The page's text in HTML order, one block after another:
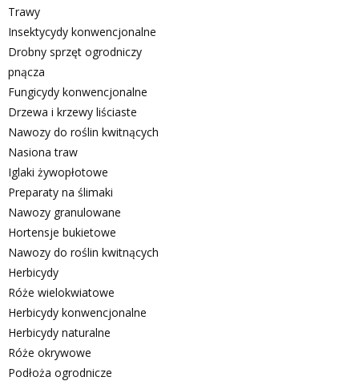
Trawy
Insektycydy konwencjonalne
Drobny sprzęt ogrodniczy
pnącza
Fungicydy konwencjonalne
Drzewa i krzewy liściaste
Nawozy do roślin kwitnących
Nasiona traw
Iglaki żywopłotowe
Preparaty na ślimaki
Nawozy granulowane
Hortensje bukietowe
Nawozy do roślin kwitnących
Herbicydy
Róże wielokwiatowe
Herbicydy konwencjonalne
Herbicydy naturalne
Róże okrywowe
Podłoża ogrodnicze